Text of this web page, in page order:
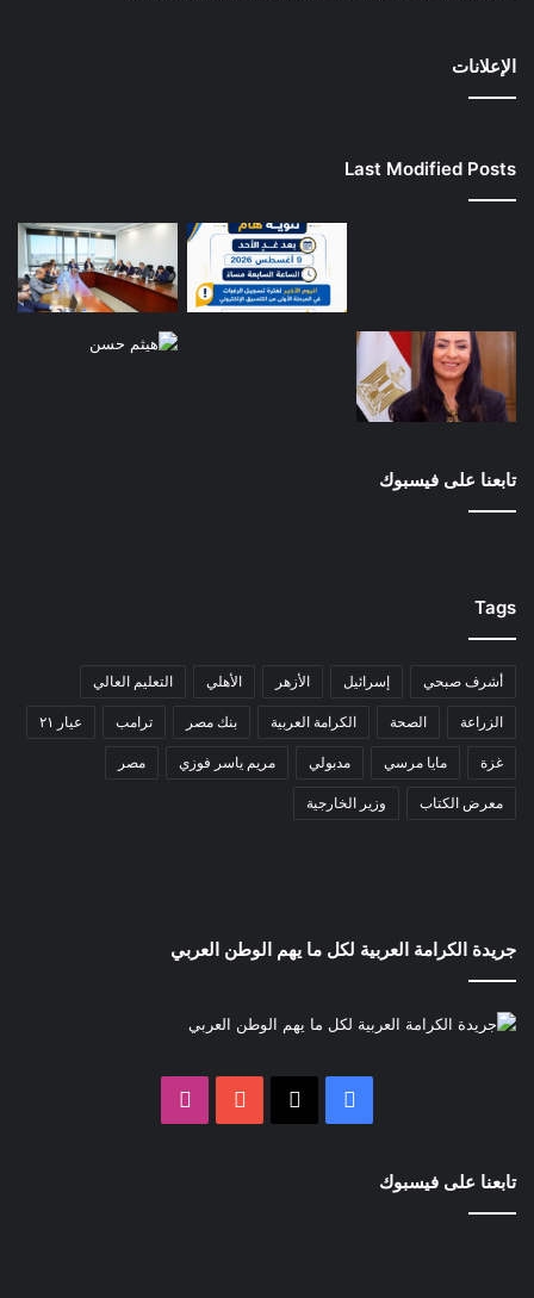
الإعلانات
Last Modified Posts
تابعنا على فيسبوك
Tags
أشرف صبحي إسرائيل الأزهر الأهلي التعليم العالي
الزراعة الصحة الكرامة العربية بنك مصر ترامب عيار ٢١
غزة مايا مرسي مدبولي مريم ياسر فوزي مصر
معرض الكتاب وزير الخارجية
جريدة الكرامة العربية لكل ما يهم الوطن العربي
فيسبوك ‫YouTube
تابعنا على فيسبوك